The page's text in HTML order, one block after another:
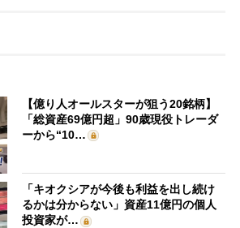
【億り人オールスターが狙う20銘柄】
「総資産69億円超」90歳現役トレーダ
ーから“10…
「キオクシアが今後も利益を出し続け
るかは分からない」資産11億円の個人
投資家が…